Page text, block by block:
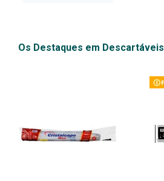
Os Destaques em Descartáveis